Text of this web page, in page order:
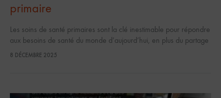
primaire
Les soins de santé primaires sont la clé inestimable pour répondre
aux besoins de santé du monde d’aujourd’hui, en plus du partage
de l’Évangile. Cette école combine de manière spéciale…
8 DÉCEMBRE 2025